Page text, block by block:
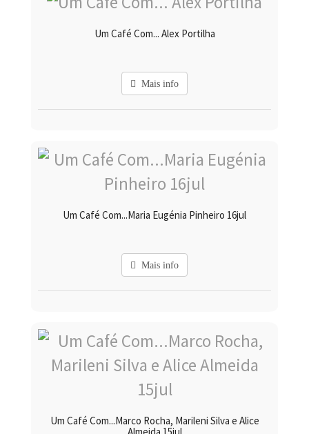
Um Café Com... Alex Portilha
Mais info
Um Café Com...Maria Eugénia Pinheiro 16jul
Mais info
Um Café Com...Marco Rocha, Marileni Silva e Alice